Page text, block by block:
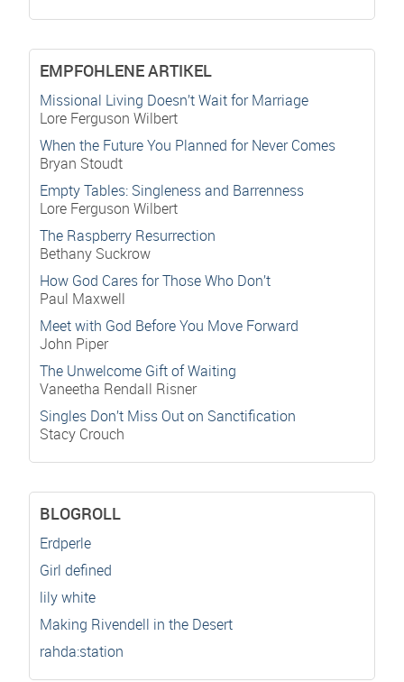
EMPFOHLENE ARTIKEL
Missional Living Doesn’t Wait for Marriage
Lore Ferguson Wilbert
When the Future You Planned for Never Comes
Bryan Stoudt
Empty Tables: Singleness and Barrenness
Lore Ferguson Wilbert
The Raspberry Resurrection
Bethany Suckrow
How God Cares for Those Who Don’t
Paul Maxwell
Meet with God Before You Move Forward
John Piper
The Unwelcome Gift of Waiting
Vaneetha Rendall Risner
Singles Don’t Miss Out on Sanctification
Stacy Crouch
BLOGROLL
Erdperle
Girl defined
lily white
Making Rivendell in the Desert
rahda:station